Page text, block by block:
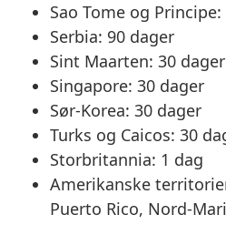
Sao Tome og
Serbia: 90 dager
Sint Maarten: 30 dager
Singapore: 30 dager
Sør-Korea: 30 dager
Turks og Caicos: 30
Storbritannia: 1 dag
Amerikanske
Puerto Rico, Nord-